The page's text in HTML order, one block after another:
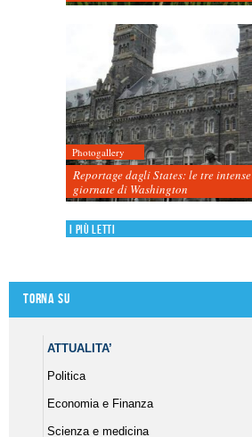
Photogallery
Reportage dagli States: le tre intense
giornate di Washington
I più letti
Torna su
ATTUALITA’
Politica
Economia e Finanza
Scienza e medicina